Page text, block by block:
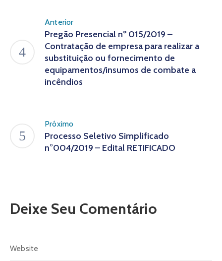
Anterior
Pregão Presencial nº 015/2019 –
Contratação de empresa para realizar a
substituição ou fornecimento de
equipamentos/insumos de combate a
incêndios
Próximo
Processo Seletivo Simplificado
n°004/2019 – Edital RETIFICADO
Deixe Seu Comentário